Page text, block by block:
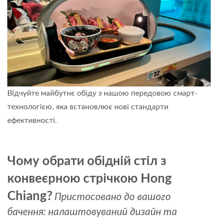
Відчуйте майбутнє обіду з нашою передовою смарт-
технологією, яка встановлює нові стандарти
ефективності.
Чому обрати обідній стіл з
конвеєрною стрічкою Hong
Chiang? Пристосовано до вашого
бачення: налаштовуваний дизайн та